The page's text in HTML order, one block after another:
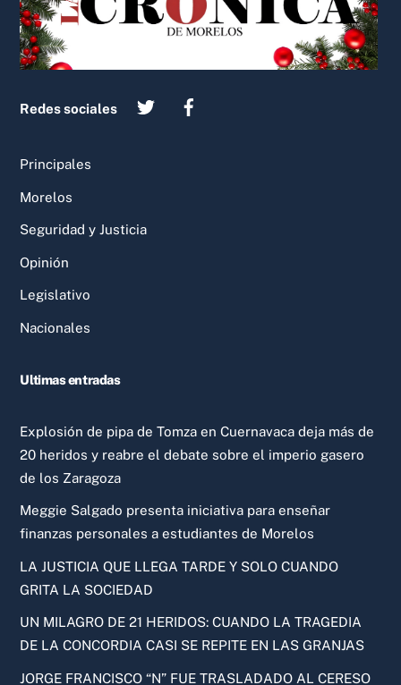
Redes sociales
Principales
Morelos
Seguridad y Justicia
Opinión
Legislativo
Nacionales
Ultimas entradas
Explosión de pipa de Tomza en Cuernavaca deja más de
20 heridos y reabre el debate sobre el imperio gasero
de los Zaragoza
Meggie Salgado presenta iniciativa para enseñar
finanzas personales a estudiantes de Morelos
LA JUSTICIA QUE LLEGA TARDE Y SOLO CUANDO
GRITA LA SOCIEDAD
UN MILAGRO DE 21 HERIDOS: CUANDO LA TRAGEDIA
DE LA CONCORDIA CASI SE REPITE EN LAS GRANJAS
JORGE FRANCISCO “N” FUE TRASLADADO AL CERESO